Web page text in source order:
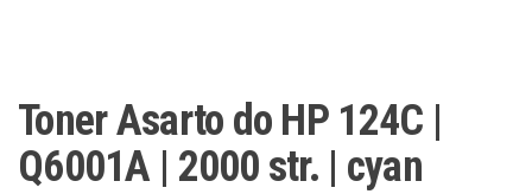
Toner Asarto do HP 124C |
Q6001A | 2000 str. | cyan